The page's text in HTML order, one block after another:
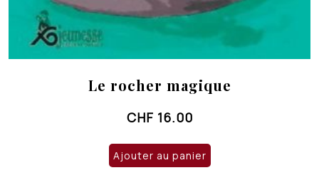
Le rocher magique
CHF 16.00
Ajouter au panier